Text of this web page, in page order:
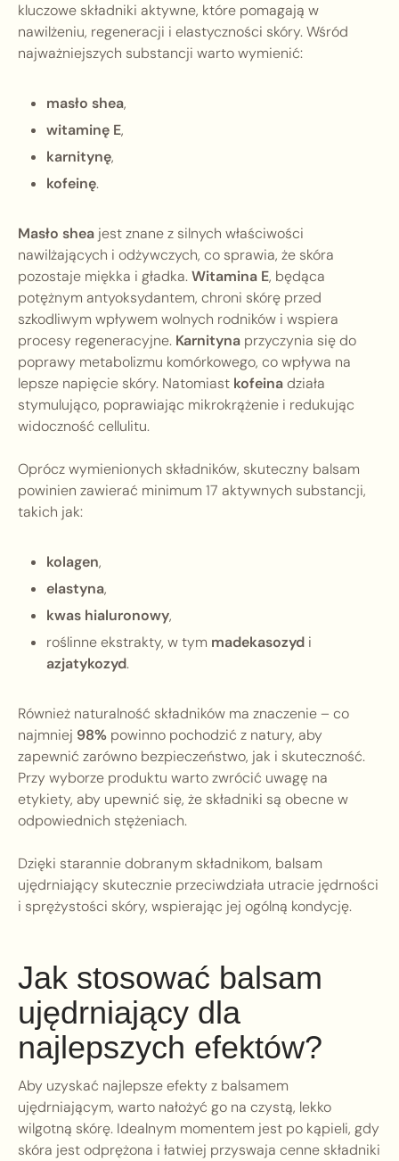
kluczowe składniki aktywne, które pomagają w
nawilżeniu, regeneracji i elastyczności skóry. Wśród
najważniejszych substancji warto wymienić:
masło shea,
witaminę E,
karnitynę,
kofeinę.
Masło shea jest znane z silnych właściwości
nawilżających i odżywczych, co sprawia, że skóra
pozostaje miękka i gładka.Witamina E, będąca
potężnym antyoksydantem, chroni skórę przed
szkodliwym wpływem wolnych rodników i wspiera
procesy regeneracyjne. Karnityna przyczynia się do
poprawy metabolizmu komórkowego, co wpływa na
lepsze napięcie skóry. Natomiast kofeinadziała
stymulująco, poprawiając mikrokrążenie i redukując
widoczność cellulitu.
Oprócz wymienionych składników, skuteczny balsam
powinien zawierać minimum 17 aktywnych substancji,
takich jak:
kolagen,
elastyna,
kwas hialuronowy,
roślinne ekstrakty, w tym madekasozyd i
azjatykozyd.
Również naturalność składników ma znaczenie – co
najmniej 98% powinno pochodzić z natury, aby
zapewnić zarówno bezpieczeństwo, jak i skuteczność.
Przy wyborze produktu warto zwrócić uwagę na
etykiety, aby upewnić się, że składniki są obecne w
odpowiednich stężeniach.
Dzięki starannie dobranym składnikom, balsam
ujędrniający skutecznie przeciwdziała utracie jędrności
i sprężystości skóry, wspierając jej ogólną kondycję.
Jak stosować balsam
ujędrniający dla
najlepszych efektów?
Aby uzyskać najlepsze efekty z balsamem
ujędrniającym, warto nałożyć go na czystą, lekko
wilgotną skórę. Idealnym momentem jest po kąpieli, gdy
skóra jest odprężona i łatwiej przyswaja cenne składniki